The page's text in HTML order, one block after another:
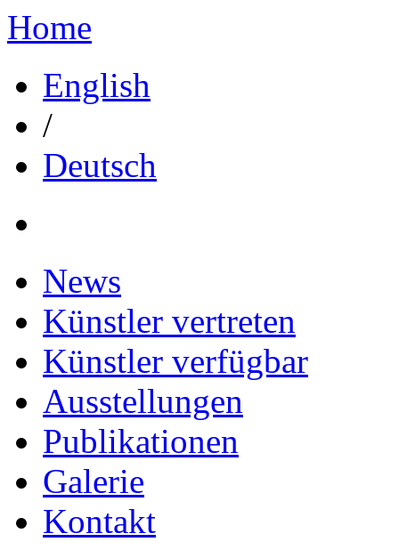
Home
English
/
Deutsch
News
Künstler vertreten
Künstler verfügbar
Ausstellungen
Publikationen
Galerie
Kontakt